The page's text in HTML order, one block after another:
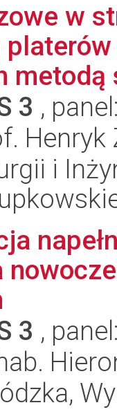
w
metodą
3 ,
Henryk
i
3 ,